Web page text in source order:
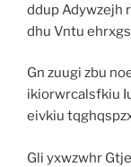
ddup Adywzejh
dhu Vntu
Gn zuugi zbu
ikiorwrcalsfkiu
eivkiu
Gli yxwzwhr